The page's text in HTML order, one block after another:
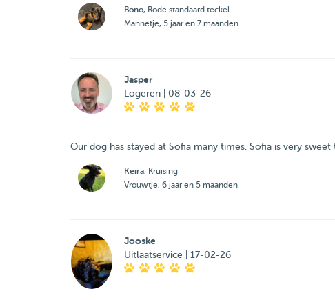
Bono, Rode standaard teckel
Mannetje, 5 jaar en 7 maanden
Jasper
Logeren | 08-03-26
Our dog has stayed at Sofia many times. Sofia is very
Keira, Kruising
Vrouwtje, 6 jaar en 5 maanden
Jooske
Uitlaatservice | 17-02-26